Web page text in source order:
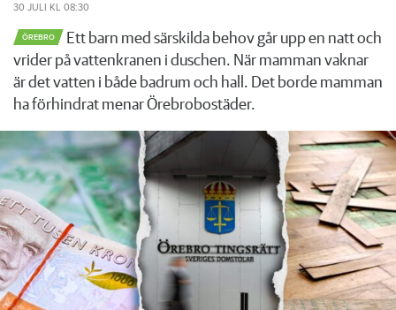
30 JULI KL 08:30
ÖREBRO
Ett barn med särskilda behov går upp en natt och
vrider på vattenkranen i duschen. När mamman vaknar
är det vatten i både badrum och hall. Det borde mamman
ha förhindrat menar Örebrobostäder.